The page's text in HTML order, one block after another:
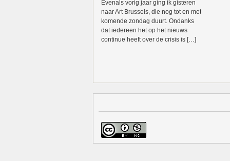
Evenals vorig jaar ging ik gisteren
naar Art Brussels, die nog tot en met
komende zondag duurt. Ondanks
dat iedereen het op het nieuws
continue heeft over de crisis is […]